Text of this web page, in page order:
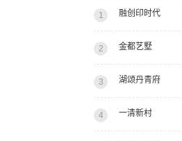
1 融创印时代
2 金都艺墅
3 湖颂丹青府
4 一清新村